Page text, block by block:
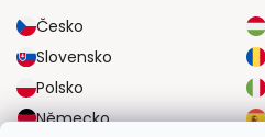
Česko
Slovensko
Polsko
Německo